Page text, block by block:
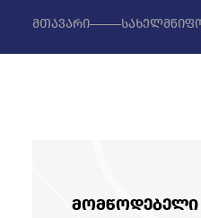
მთავარი
მომწოდებელი